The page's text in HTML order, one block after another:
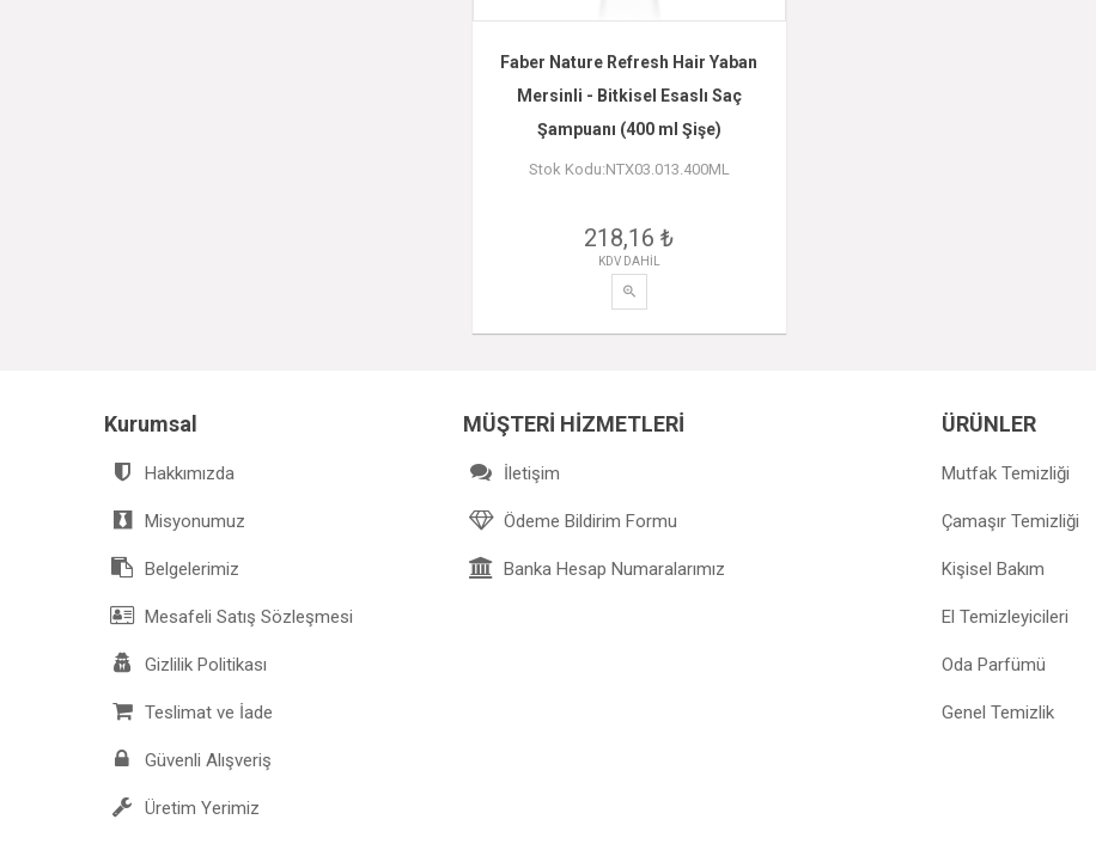
Faber Nature Refresh Hair Yaban
Mersinli - Bitkisel Esaslı Saç
Şampuanı (400 ml Şişe)
Stok Kodu:NTX03.013.400ML
218,16 ₺
KDV DAHİL
Kurumsal
Hakkımızda
Misyonumuz
Belgelerimiz
Mesafeli Satış Sözleşmesi
Gizlilik Politikası
Teslimat ve İade
Güvenli Alışveriş
Üretim Yerimiz
MÜŞTERİ HİZMETLERİ
İletişim
Ödeme Bildirim Formu
Banka Hesap Numaralarımız
ÜRÜNLER
Mutfak Temizliği
Çamaşır Temizliği
Kişisel Bakım
El Temizleyicileri
Oda Parfümü
Genel Temizlik